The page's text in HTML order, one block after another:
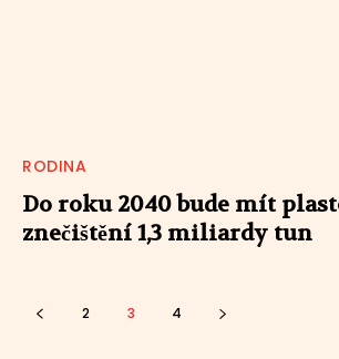
RODINA
Do roku 2040 bude mít
znečištění 1,3 miliardy tun
2 3 4